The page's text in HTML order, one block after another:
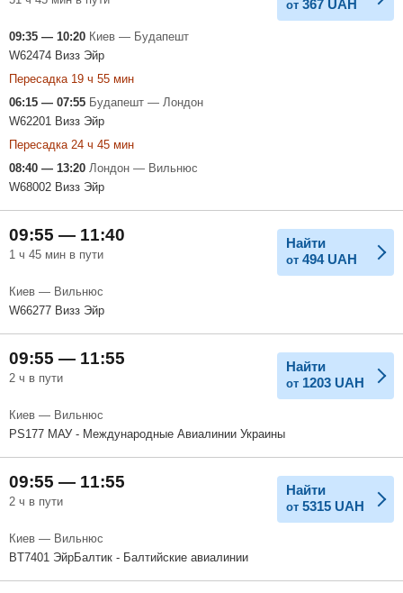
от 367 UAH
09:35 — 10:20 Киев — Будапешт
W62474 Визз Эйр
Пересадка 19 ч 55 мин
06:15 — 07:55 Будапешт — Лондон
W62201 Визз Эйр
Пересадка 24 ч 45 мин
08:40 — 13:20 Лондон — Вильнюс
W68002 Визз Эйр
09:55 — 11:40
1 ч 45 мин в пути
Найти
от 494 UAH
Киев — Вильнюс
W66277 Визз Эйр
09:55 — 11:55
2 ч в пути
Найти
от 1203 UAH
Киев — Вильнюс
PS177 МАУ - Международные Авиалинии Украины
09:55 — 11:55
2 ч в пути
Найти
от 5315 UAH
Киев — Вильнюс
BT7401 ЭйрБалтик - Балтийские авиалинии